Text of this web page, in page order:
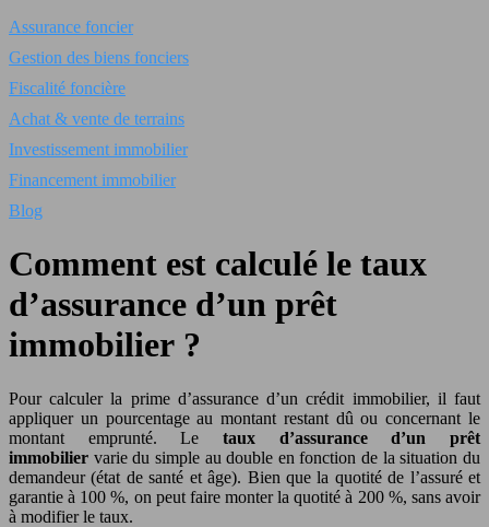
Assurance foncier
Gestion des biens fonciers
Fiscalité foncière
Achat & vente de terrains
Investissement immobilier
Financement immobilier
Blog
Comment est calculé le taux
d’assurance d’un prêt
immobilier ?
Pour calculer la prime d’assurance d’un crédit immobilier, il faut
appliquer un pourcentage au montant restant dû ou concernant le
montant emprunté. Le taux d’assurance d’un prêt
immobilier varie du simple au double en fonction de la situation du
demandeur (état de santé et âge). Bien que la quotité de l’assuré et
garantie à 100 %, on peut faire monter la quotité à 200 %, sans avoir
à modifier le taux.